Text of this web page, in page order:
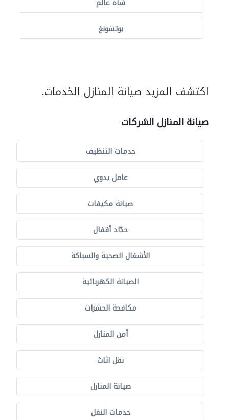
شاه عالم
بوتشونغ
اكتشف المزيد صيانة المنازل الخدمات.
صيانة المنازل الشركات
خدمات التنظيف
عامل يدوي
صيانة مكيفات
حدّاد أقفال
الأشغال الصحية والسباكة
الصيانة الكهربائية
مكافحة الحشرات
أمن المنازل
نقل اثاث
صيانة المنازل
خدمات النقل